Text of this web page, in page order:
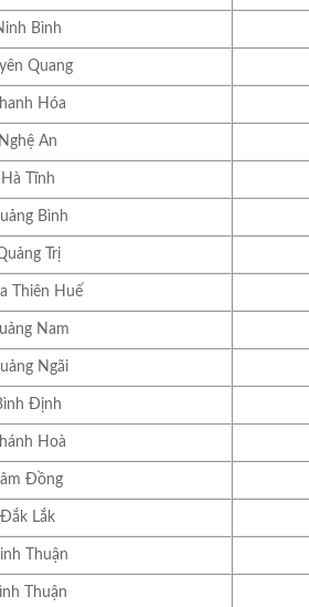
Bình
Quang
Hóa
Nghệ An
Hà Tĩnh
Bình
Trị
Thiên Huế
Nam
Ngãi
Định
Hoà
Đồng
Đắk Lắk
Thuận
Thuận